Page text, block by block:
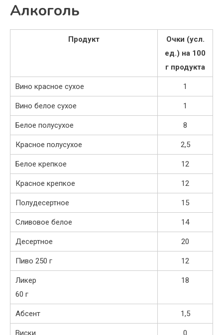
Алкоголь
Продукт
Очки (усл.
ед.) на 100
г продукта
Вино красное сухое 1
Вино белое сухое 1
Белое полусухое 8
Красное полусухое 2,5
Белое крепкое 12
Красное крепкое 12
Полудесертное 15
Сливовое белое 14
Десертное 20
Пиво 250 г 12
Ликер
60 г
18
Абсент 1,5
Виски 0